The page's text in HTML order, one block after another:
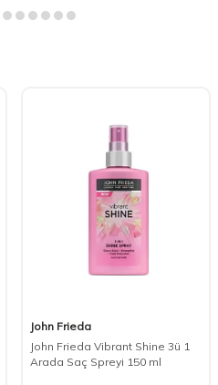
John Frieda
John Frieda Vibrant Shine 3ü 1
Arada Saç Spreyi 150 ml